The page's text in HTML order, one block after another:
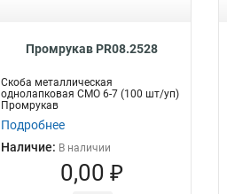
Промрукав PR08.2528
Скоба металлическая
однолапковая СМО 6-7 (100 шт/уп)
Промрукав
Подробнее
Наличие: В наличии
0,00 ₽